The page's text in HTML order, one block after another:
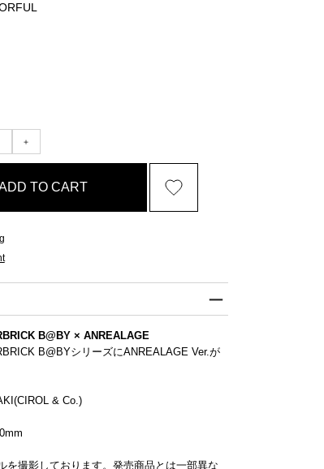
TO CART
B@BY × ANREALAGE
B@BYシリーズにANREALAGE Ver.が
& Co.)
を撮影しております。発売商品とは一部異な